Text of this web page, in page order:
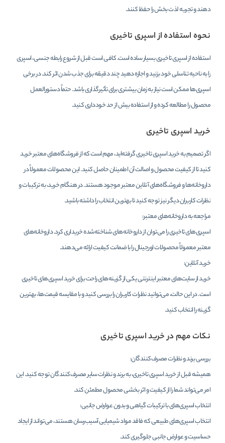
دهند و تجربه لذت بخش را حفظ کنند.
نحوه استفاده از اسپری تاخیری
استفاده از اسپری تاخیری بسیار ساده است. کافی است قبل از شروع رابطه جنسی، اسپری
را به ناحیه تناسلی خود بزنید و اجازه دهید چند دقیقه برای جذب شدن اثر کند. در برخی
اسپری‌ها ممکن است نیاز به زمان بیشتری برای تأثیرگذاری باشد. حتماً دستورالعمل
محصول را مطالعه کرده و از استفاده بیش از حد خودداری کنید.
خرید اسپری تاخیری
اگر تصمیم به خرید اسپری تاخیری گرفته‌اید، مهم است که از فروشگاه‌های معتبر خرید
کنید تا از کیفیت محصول و اصالت آن اطمینان حاصل کنید. این محصولات معمولاً در
داروخانه‌ها و فروشگاه‌های آنلاین معتبر موجود هستند. در هنگام خرید، به ترکیبات و
نظرات کاربران دیگر نیز توجه کنید تا بهترین انتخاب را داشته باشید.
مراجعه به داروخانه‌های معتبر:
اسپری‌های تاخیری را می‌توان از داروخانه‌های شناخته‌شده خریداری کرد. داروخانه‌های
معتبر معمولاً محصولات اورجینال را با ضمانت کیفیت ارائه می‌دهند.
خرید آنلاین:
خرید از سایت‌های معتبر اینترنتی یکی از گزینه‌های راحت برای خرید اسپری‌های تاخیری
است. در این حالت، می‌توانید نظرات کاربران را بررسی کنید و با مقایسه قیمت‌ها، بهترین
گزینه را انتخاب کنید.
نکات مهم در خرید اسپری تاخیری
بررسی برند و نظرات مصرف‌کنندگان:
همیشه قبل از خرید اسپری تاخیری، به برند و نظرات سایر مصرف‌کنندگان توجه کنید. این
امر می‌تواند شما را از کیفیت و اثر بخشی محصول مطمئن کند.
انتخاب اسپری‌های با ترکیبات گیاهی و بدون عوارض جانبی:
انتخاب اسپری‌های طبیعی که فاقد مواد شیمیایی آسیب‌رسان هستند، می‌تواند از ایجاد
حساسیت و عوارض جانبی جلوگیری کند.